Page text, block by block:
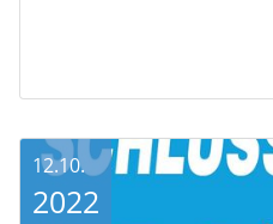
12.10.
2022